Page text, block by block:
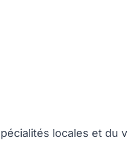
locales et du